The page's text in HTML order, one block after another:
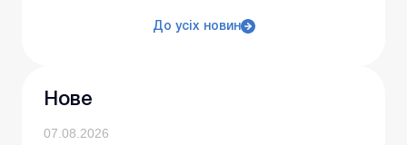
До усіх новин
Нове
07.08.2026